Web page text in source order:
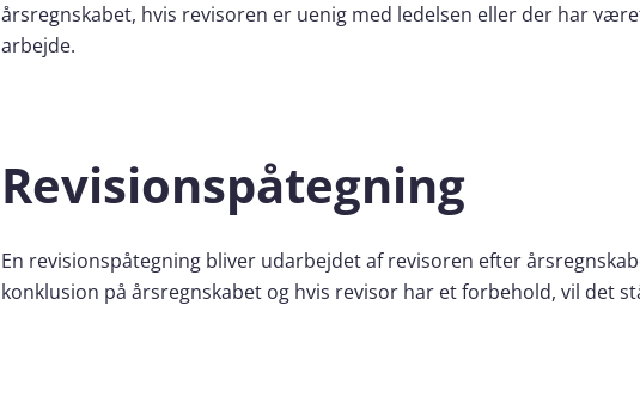
årsregnskabet, hvis revisoren er uenig med ledelsen eller der har
arbejde.
Revisionspåtegning
En revisionspåtegning bliver udarbejdet af revisoren efter
konklusion på årsregnskabet og hvis revisor har et forbehold, vil det